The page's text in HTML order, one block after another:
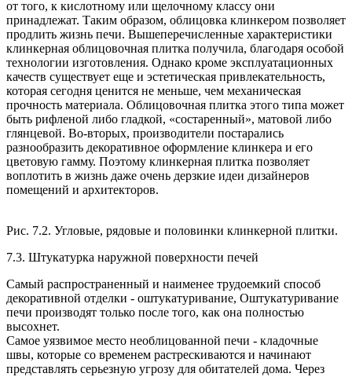
от того, к кислотному или щелочному классу они
принадлежат. Таким образом, облицовка клинкером позволяет
продлить жизнь печи. Вышеперечисленные характеристики
клинкерная облицовочная плитка получила, благодаря особой
технологии изготовления. Однако кроме эксплуатационных
качеств существует еще и эстетическая привлекательность,
которая сегодня ценится не меньше, чем механическая
прочность материала. Облицовочная плитка этого типа может
быть рифленой либо гладкой, «состаренный», матовой либо
глянцевой. Во-вторых, производители постарались
разнообразить декоративное оформление клинкера и его
цветовую гамму. Поэтому клинкерная плитка позволяет
воплотить в жизнь даже очень дерзкие идеи дизайнеров
помещений и архитекторов.
Рис. 7.2. Угловые, рядовые и половинки клинкерной плитки.
7.3. Штукатурка наружной поверхности печей
Самый распространенный и наименее трудоемкий способ
декоративной отделки - оштукатуривание, Оштукатуривание
печи производят только после того, как она полностью
высохнет.
Самое уязвимое место необлицованной печи - кладочные
швы, которые со временем растрескиваются и начинают
представлять серьезную угрозу для обитателей дома. Через